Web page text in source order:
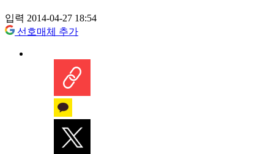
입력 2014-04-27 18:54
선호매체 추가